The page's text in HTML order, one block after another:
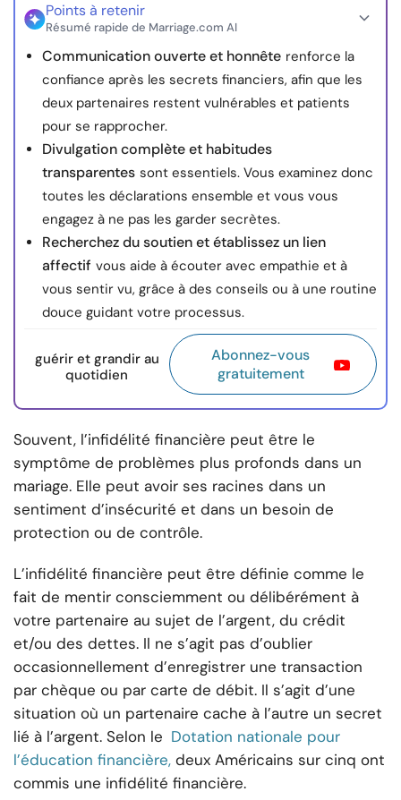
Points à retenir
Résumé rapide de Marriage.com AI
Communication ouverte et honnête renforce la
confiance après les secrets financiers, afin que les
deux partenaires restent vulnérables et patients
pour se rapprocher.
Divulgation complète et habitudes
transparentes sont essentiels. Vous examinez donc
toutes les déclarations ensemble et vous vous
engagez à ne pas les garder secrètes.
Recherchez du soutien et établissez un lien
affectif vous aide à écouter avec empathie et à
vous sentir vu, grâce à des conseils ou à une routine
douce guidant votre processus.
guérir et grandir au
quotidien
Abonnez-vous
gratuitement
Souvent, l’infidélité financière peut être le
symptôme de problèmes plus profonds dans un
mariage. Elle peut avoir ses racines dans un
sentiment d’insécurité et dans un besoin de
protection ou de contrôle.
L’infidélité financière peut être définie comme le
fait de mentir consciemment ou délibérément à
votre partenaire au sujet de l’argent, du crédit
et/ou des dettes. Il ne s’agit pas d’oublier
occasionnellement d’enregistrer une transaction
par chèque ou par carte de débit. Il s’agit d’une
situation où un partenaire cache à l’autre un secret
lié à l’argent. Selon le Dotation nationale pour
l’éducation financière, deux Américains sur cinq ont
commis une infidélité financière.